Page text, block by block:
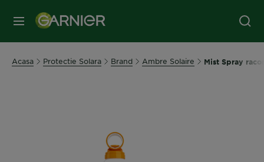
MENIU
Acasa Protectie Solara Brand Ambre Solaire Mist Spray